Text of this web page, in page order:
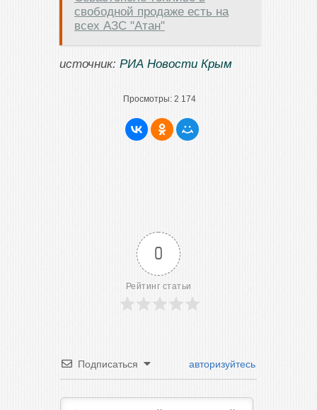
свободной продаже есть на
всех АЗС "Атан"
источник: РИА Новости Крым
Просмотры: 2 174
0
Рейтинг статьи
Подписаться авторизуйтесь